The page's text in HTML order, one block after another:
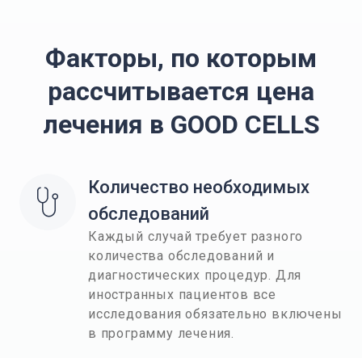
Факторы, по которым
рассчитывается цена
лечения в GOOD CELLS
Количество необходимых
обследований
Каждый случай требует разного
количества обследований и
диагностических процедур. Для
иностранных пациентов все
исследования обязательно включены
в программу лечения.